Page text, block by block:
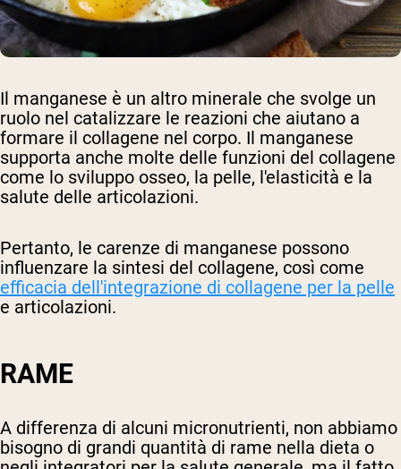
Il manganese è un altro minerale che svolge un
ruolo nel catalizzare le reazioni che aiutano a
formare il collagene nel corpo. Il manganese
supporta anche molte delle funzioni del collagene
come lo sviluppo osseo, la pelle, l'elasticità e la
salute delle articolazioni.
Pertanto, le carenze di manganese possono
influenzare la sintesi del collagene, così come
efficacia dell'integrazione di collagene per la pelle
e articolazioni.
RAME
A differenza di alcuni micronutrienti, non abbiamo
bisogno di grandi quantità di rame nella dieta o